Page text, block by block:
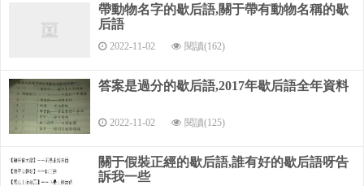
諸葛亮放孟獲——欲擒故縱
諸葛亮焚香操琴——故弄玄虛
諸葛亮彈琴退仲達——臨危不亂
諸葛亮用空城計——迫不得己
諸葛亮戰群儒——全憑一張嘴；全仗嘴
帶動物名字的歇后語,關于帶有動物名稱的歇
后語
2022-11-02 閱讀(162)
答案是過分的歇后語,2017年歇后語全年資料
2022-11-02 閱讀(125)
關于假裝正經的歇后語,誰有好的歇后語呀告
訴我一些